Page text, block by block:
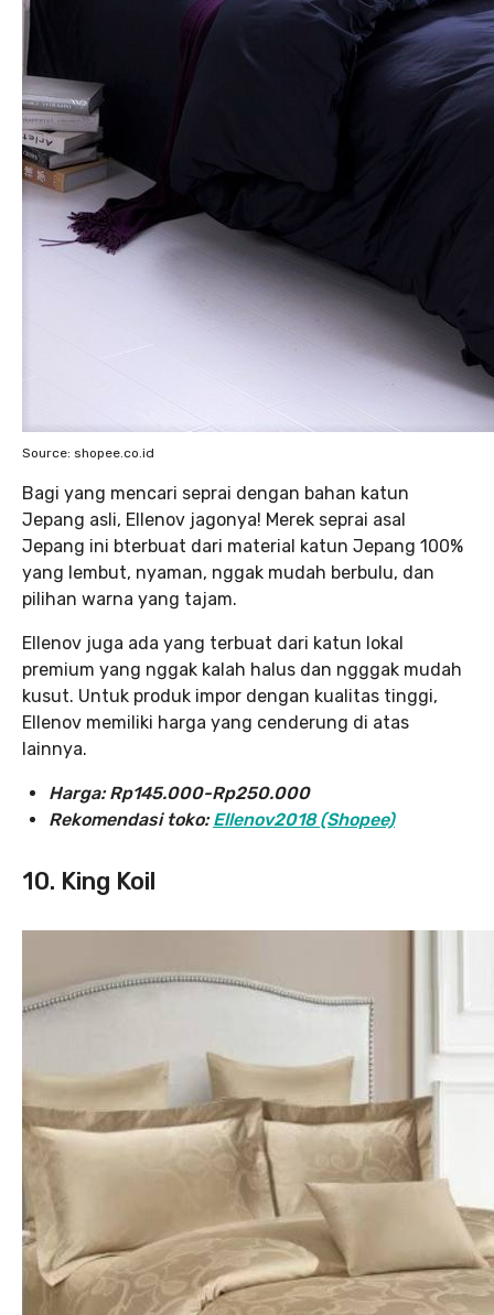
Source: shopee.co.id
Bagi yang mencari seprai dengan bahan katun
Jepang asli, Ellenov jagonya! Merek seprai asal
Jepang ini bterbuat dari material katun Jepang 100%
yang lembut, nyaman, nggak mudah berbulu, dan
pilihan warna yang tajam.
Ellenov juga ada yang terbuat dari katun lokal
premium yang nggak kalah halus dan ngggak mudah
kusut. Untuk produk impor dengan kualitas tinggi,
Ellenov memiliki harga yang cenderung di atas
lainnya.
Harga: Rp145.000-Rp250.000
Rekomendasi toko: Ellenov2018 (Shopee)
10. King Koil